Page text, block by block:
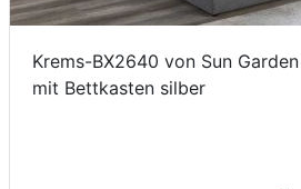
Krems-BX2640 von Sun
mit Bettkasten silber